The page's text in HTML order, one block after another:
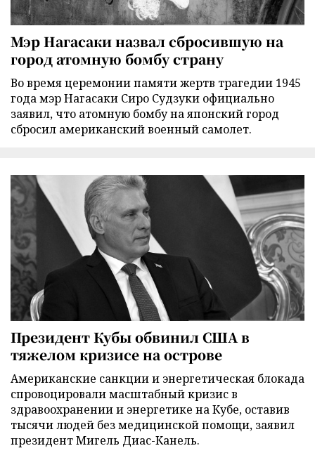
Мэр Нагасаки назвал сбросившую на
город атомную бомбу страну
Во время церемонии памяти жертв трагедии 1945
года мэр Нагасаки Сиро Судзуки официально
заявил, что атомную бомбу на японский город
сбросил американский военный самолет.
Президент Кубы обвинил США в
тяжелом кризисе на острове
Американские санкции и энергетическая блокада
спровоцировали масштабный кризис в
здравоохранении и энергетике на Кубе, оставив
тысячи людей без медицинской помощи, заявил
президент Мигель Диас-Канель.